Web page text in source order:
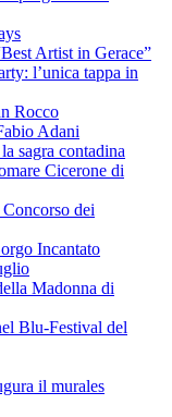
Artist in Gerace”
l’unica tappa in
Rocco
Adani
sagra contadina
Cicerone di
Concorso dei
Incantato
Madonna di
Blu-Festival del
il murales